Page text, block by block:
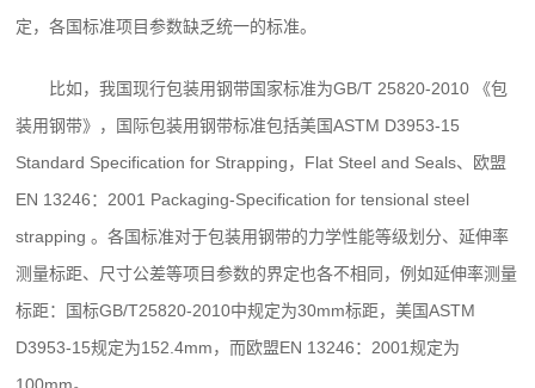
定，各国标准项目参数缺乏统一的标准。
比如，我国现行包装用钢带国家标准为GB/T 25820-2010 《包
装用钢带》，国际包装用钢带标准包括美国ASTM D3953-15
Standard Specification for Strapping，Flat Steel and Seals、欧盟
EN 13246：2001 Packaging-Specification for tensional steel
strapping 。各国标准对于包装用钢带的力学性能等级划分、延伸率
测量标距、尺寸公差等项目参数的界定也各不相同，例如延伸率测量
标距：国标GB/T25820-2010中规定为30mm标距，美国ASTM
D3953-15规定为152.4mm，而欧盟EN 13246：2001规定为
100mm。